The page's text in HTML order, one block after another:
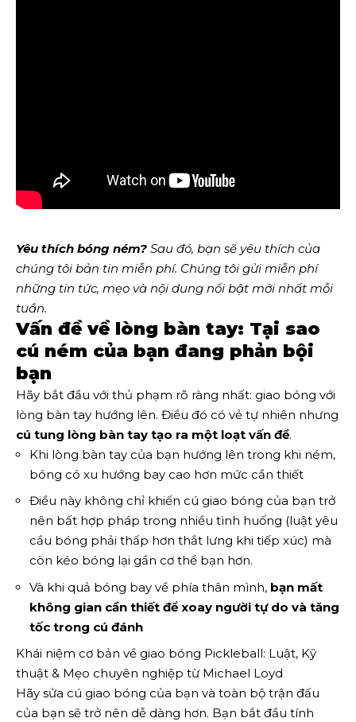
Yêu thích bóng ném? Sau đó, bạn sẽ yêu thích của
chúng tôi bản tin miễn phí. Chúng tôi gửi miễn phí
những tin tức, mẹo và nội dung nổi bật mới nhất mỗi
tuần.
Vấn đề về lòng bàn tay: Tại sao
cú ném của bạn đang phản bội
bạn
Hãy bắt đầu với thủ phạm rõ ràng nhất: giao bóng với
lòng bàn tay hướng lên. Điều đó có vẻ tự nhiên nhưng
cú tung lòng bàn tay tạo ra một loạt vấn đề.
Khi lòng bàn tay của bạn hướng lên trong khi ném,
bóng có xu hướng bay cao hơn mức cần thiết
Điều này không chỉ khiến cú giao bóng của bạn trở
nên bất hợp pháp trong nhiều tình huống (luật yêu
cầu bóng phải thấp hơn thắt lưng khi tiếp xúc) mà
còn kéo bóng lại gần cơ thể bạn hơn.
Và khi quả bóng bay về phía thân mình, bạn mất
không gian cần thiết để xoay người tự do và tăng
tốc trong cú đánh
Khái niệm cơ bản về giao bóng Pickleball: Luật, Kỹ
thuật & Mẹo chuyên nghiệp từ Michael Loyd
Hãy sửa cú giao bóng của bạn và toàn bộ trận đấu
của bạn sẽ trở nên dễ dàng hơn. Bạn bắt đầu tính